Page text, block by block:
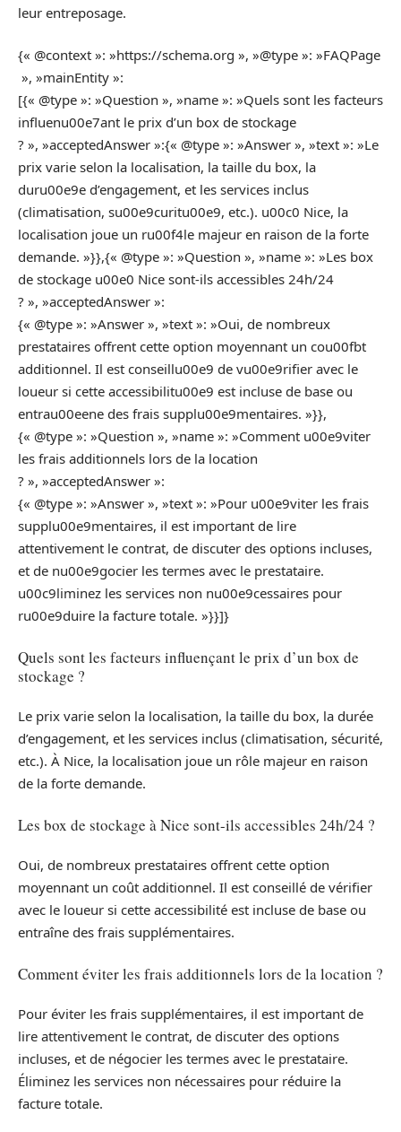
leur entreposage.
{« @context »: »https://schema.org », »@type »: »FAQPage
», »mainEntity »:
[{« @type »: »Question », »name »: »Quels sont les facteurs
influenu00e7ant le prix d’un box de stockage
? », »acceptedAnswer »:{« @type »: »Answer », »text »: »Le
prix varie selon la localisation, la taille du box, la
duru00e9e d’engagement, et les services inclus
(climatisation, su00e9curitu00e9, etc.). u00c0 Nice, la
localisation joue un ru00f4le majeur en raison de la forte
demande. »}},{« @type »: »Question », »name »: »Les box
de stockage u00e0 Nice sont-ils accessibles 24h/24
? », »acceptedAnswer »:
{« @type »: »Answer », »text »: »Oui, de nombreux
prestataires offrent cette option moyennant un cou00fbt
additionnel. Il est conseillu00e9 de vu00e9rifier avec le
loueur si cette accessibilitu00e9 est incluse de base ou
entrau00eene des frais supplu00e9mentaires. »}},
{« @type »: »Question », »name »: »Comment u00e9viter
les frais additionnels lors de la location
? », »acceptedAnswer »:
{« @type »: »Answer », »text »: »Pour u00e9viter les frais
supplu00e9mentaires, il est important de lire
attentivement le contrat, de discuter des options incluses,
et de nu00e9gocier les termes avec le prestataire.
u00c9liminez les services non nu00e9cessaires pour
ru00e9duire la facture totale. »}}]}
Quels sont les facteurs influençant le prix d’un box de
stockage ?
Le prix varie selon la localisation, la taille du box, la durée
d’engagement, et les services inclus (climatisation, sécurité,
etc.). À Nice, la localisation joue un rôle majeur en raison
de la forte demande.
Les box de stockage à Nice sont-ils accessibles 24h/24 ?
Oui, de nombreux prestataires offrent cette option
moyennant un coût additionnel. Il est conseillé de vérifier
avec le loueur si cette accessibilité est incluse de base ou
entraîne des frais supplémentaires.
Comment éviter les frais additionnels lors de la location ?
Pour éviter les frais supplémentaires, il est important de
lire attentivement le contrat, de discuter des options
incluses, et de négocier les termes avec le prestataire.
Éliminez les services non nécessaires pour réduire la
facture totale.